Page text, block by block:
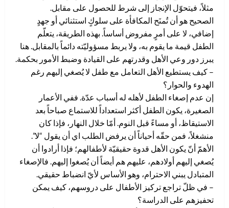
مثلاً، فيتحوّل الإنجاز إلى شرط للحصول على مقابل.
الصحيح هو أن تُمنَح المكافأة على سلوكٍ استثنائي أو جهدٍ
إضافي، لا على أمرٍ مفروض أساساً. بهذه الطريقة، يتعلّم
الطفل قيمة ما يقوم به، ولا يربط مسؤوليّته دائماً بالمقابل. هنا
يبرز دور وعي الأهل وقدرتهم على القيادة وضبط الأمور بحكمة.
– كيف يستطيع الأهل التعامل مع طفل لا يُصغي إليهم رغم
الهدوء والحوار؟
إن عدم إصغاء الطفل لأهله له أسباب عدّة. ففي الأعمار
الصغيرة، يكون الطفل أكثر استعداداً للاستماع صباحاً بعد
الاستيقاظ، أو مساءً قبل النوم. أمّا خلال النهار، فإذا كان
منشغلاً، فمن حقّه أحياناً أن يرفض الطلب اي أن يقول “لا”.
الأهمّ أنّ يكون الأهل قدوة حقيقيّة لأطفالهم؛ فإذا أرادوا أن
يُصغي إليهم أولادهم، عليهم هم أيضاً أن يُصغوا إليهم. فالإصغاء
المتبادل يبني الاحترام، وهو الأساس لأيّ انضباط حقيقي.
– في ظلّ تراجع تركيز الأطفال على دروسهم، كيف يمكن
تحفيزهم على الدراسة؟